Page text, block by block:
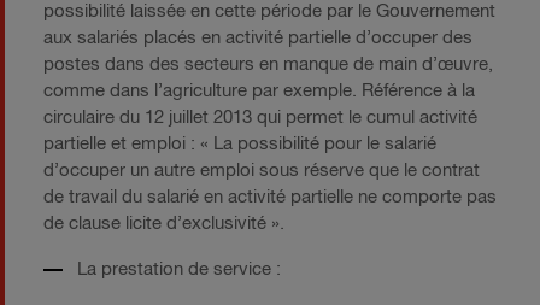
possibilité laissée en cette période par le Gouvernement
aux salariés placés en activité partielle d’occuper des
postes dans des secteurs en manque de main d’œuvre,
comme dans l’agriculture par exemple. Référence à la
circulaire du 12 juillet 2013 qui permet le cumul activité
partielle et emploi : « La possibilité pour le salarié
d’occuper un autre emploi sous réserve que le contrat
de travail du salarié en activité partielle ne comporte pas
de clause licite d’exclusivité ».
La prestation de service :